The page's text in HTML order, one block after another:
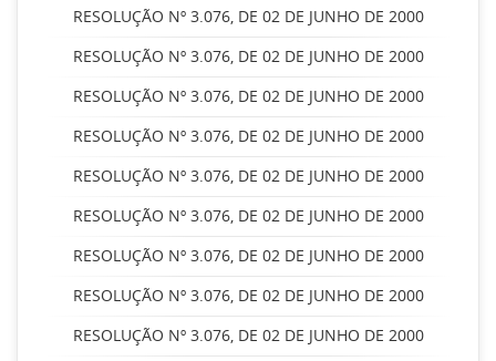
RESOLUÇÃO Nº 3.076, DE 02 DE JUNHO DE 2000
RESOLUÇÃO Nº 3.076, DE 02 DE JUNHO DE 2000
RESOLUÇÃO Nº 3.076, DE 02 DE JUNHO DE 2000
RESOLUÇÃO Nº 3.076, DE 02 DE JUNHO DE 2000
RESOLUÇÃO Nº 3.076, DE 02 DE JUNHO DE 2000
RESOLUÇÃO Nº 3.076, DE 02 DE JUNHO DE 2000
RESOLUÇÃO Nº 3.076, DE 02 DE JUNHO DE 2000
RESOLUÇÃO Nº 3.076, DE 02 DE JUNHO DE 2000
RESOLUÇÃO Nº 3.076, DE 02 DE JUNHO DE 2000